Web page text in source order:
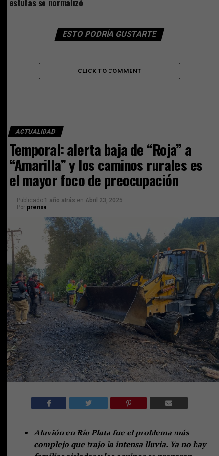
ESTO PODRÍA GUSTARTE
CLICK TO COMMENT
ACTUALIDAD
Temporal: alerta baja de “Roja” a
“Amarilla” y los caminos rurales es
el mayor foco de preocupación
Publicado 1 año atrás en Abril 23, 2025
Por prensa
Aluvión en Río Plata fue el problema más
complejo que trajo la intensa lluvia. Ya no hay